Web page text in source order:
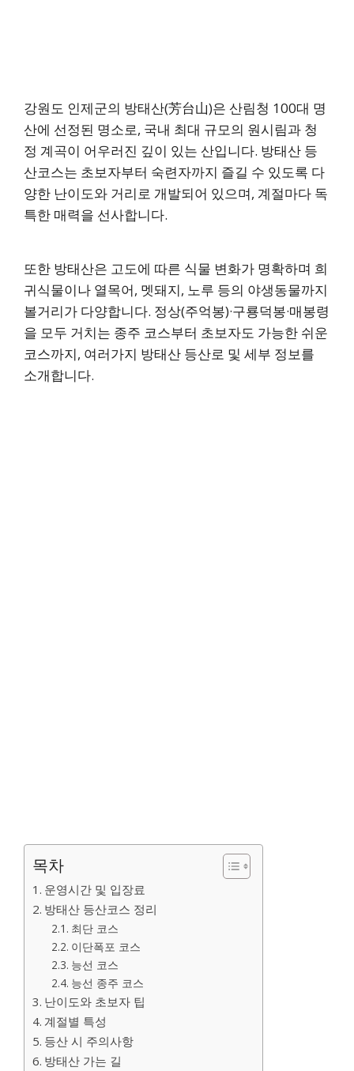
강원도 인제군의 방태산(芳台山)은 산림청 100대 명
산에 선정된 명소로, 국내 최대 규모의 원시림과 청
정 계곡이 어우러진 깊이 있는 산입니다. 방태산 등
산코스는 초보자부터 숙련자까지 즐길 수 있도록 다
양한 난이도와 거리로 개발되어 있으며, 계절마다 독
특한 매력을 선사합니다.
또한 방태산은 고도에 따른 식물 변화가 명확하며 희
귀식물이나 열목어, 멧돼지, 노루 등의 야생동물까지
볼거리가 다양합니다. 정상(주억봉)·구룡덕봉·매봉령
을 모두 거치는 종주 코스부터 초보자도 가능한 쉬운
코스까지, 여러가지 방태산 등산로 및 세부 정보를
소개합니다.
목차
운영시간 및 입장료
방태산 등산코스 정리
최단 코스
이단폭포 코스
능선 코스
능선 종주 코스
난이도와 초보자 팁
계절별 특성
등산 시 주의사항
방태산 가는 길